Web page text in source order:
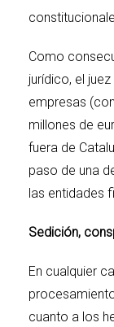
Como
jurídico, el
empresas
millones de
fuera de
paso de una
las entidades
Sedición,
En cualquier
cuanto a los